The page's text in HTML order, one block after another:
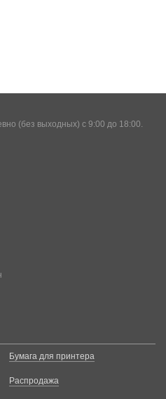
(без выходных) с 9:00 до 18:00.
Бумага для принтера
Распродажа